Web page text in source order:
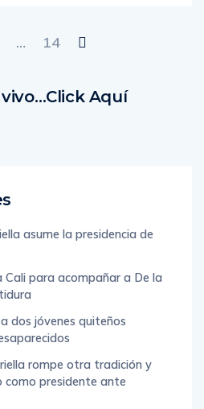
… 14
Aquí
asume la presidencia de
Cali para acompañar a De la
dos jóvenes quiteños
rompe otra tradición y
como presidente ante